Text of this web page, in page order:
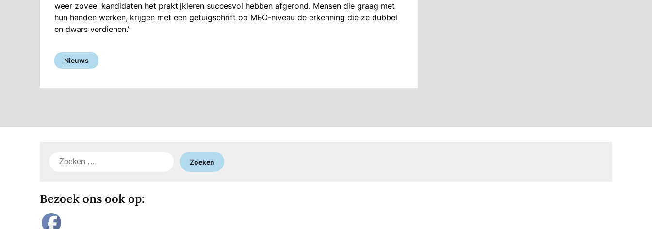
weer zoveel kandidaten het praktijkleren succesvol hebben afgerond. Mensen die graag met
hun handen werken, krijgen met een getuigschrift op MBO-niveau de erkenning die ze dubbel
en dwars verdienen.”
Nieuws
Zoeken
Bezoek ons ook op: